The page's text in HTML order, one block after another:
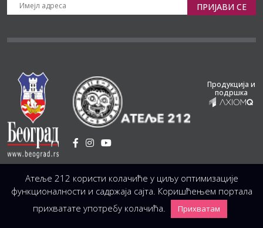
ПРИЈАВИ СЕ
Установа Културе / Светогорска 21, 11103 Београд, Србија
Централа (управа, организација, администрација, рачуноводство, техника)
+381 11 3246 146;
+381 11 3246 147 |office@atelje212.rs
Продукција и
подршка
Сва Права Задржана © 2026 Позориште Атеља 212
Атеље 212 користи колачиће у циљу оптимизације
функционалности и садржаја сајта. Коришћењем портала
прихватате употребу колачића.
Прихватам